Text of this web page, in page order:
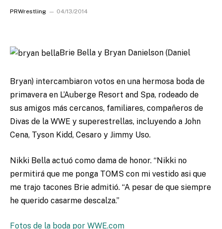
PRWrestling 04/13/2014
Brie Bella y Bryan Danielson (Daniel
Bryan) intercambiaron votos en una hermosa boda de
primavera en L’Auberge Resort and Spa, rodeado de
sus amigos más cercanos, familiares, compañeros de
Divas de la WWE y superestrellas, incluyendo a John
Cena, Tyson Kidd, Cesaro y Jimmy Uso.
Nikki Bella actuó como dama de honor. “Nikki no
permitirá que me ponga TOMS con mi vestido asi que
me trajo tacones Brie admitió. “A pesar de que siempre
he querido casarme descalza.”
Fotos de la boda por WWE.com